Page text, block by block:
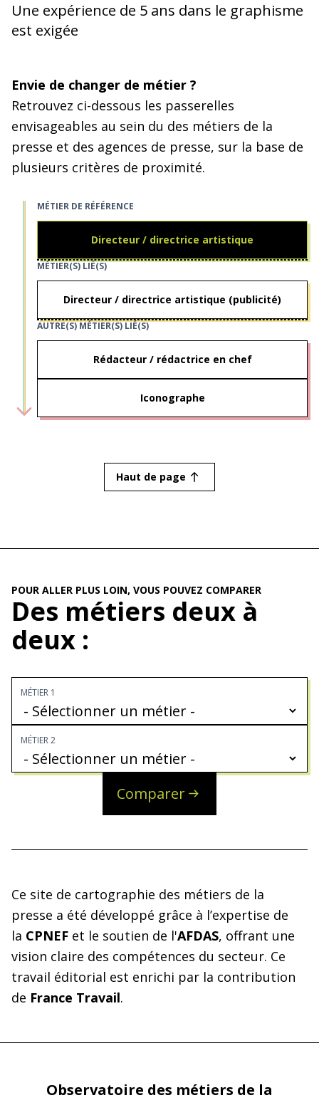
Une expérience de 5 ans dans le graphisme
est exigée
Envie de changer de métier ?
Retrouvez ci-dessous les passerelles
envisageables au sein du des métiers de la
presse et des agences de presse, sur la base de
plusieurs critères de proximité.
Directeur / directrice artistique
MÉTIER DE RÉFÉRENCE
Directeur / directrice artistique (publicité)
MÉTIER(S) LIÉ(S)
Rédacteur / rédactrice en chef
Iconographe
AUTRE(S) MÉTIER(S) LIÉ(S)
Haut de page
POUR ALLER PLUS LOIN, VOUS POUVEZ COMPARER
Des métiers deux à
deux :
MÉTIER 1
MÉTIER 2
Comparer
Ce site de cartographie des métiers de la
presse a été développé grâce à l’expertise de
la CPNEF et le soutien de l'AFDAS, offrant une
vision claire des compétences du secteur. Ce
travail éditorial est enrichi par la contribution
de France Travail.
Observatoire des métiers de la